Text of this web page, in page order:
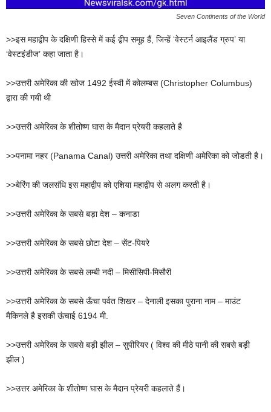
Seven Continents of the World
>>इस महाद्वीप के दक्षिणी हिस्से में कई द्वीप समूह हैं, जिन्हें ‘वेस्टर्न आइलैंड ग्रुप’ या
‘वेस्टइंडीज’ कहा जाता है।
>>उत्तरी अमेरिका की खोज 1492 ईस्वी में कोलम्बस (Christopher Columbus)
द्वारा की गयी थी
>>उत्तरी अमेरिका के शीतोष्ण घास के मैदान प्रेयरी कहलाते है
>>पनामा नहर (Panama Canal) उत्तरी अमेरिका तथा दक्षिणी अमेरिका को जोडती है।
>>बेरिंग की जलसंधि इस महाद्वीप को एशिया महाद्वीप से अलग करती है।
>>उत्तरी अमेरिका के सबसे बड़ा देश – कनाडा
>>उत्तरी अमेरिका के सबसे छोटा देश – सेंट-पियरे
>>उत्तरी अमेरिका के सबसे लम्बी नदी – मिसीसिपी-मिसौरी
>>उत्तरी अमेरिका के सबसे ऊँचा पर्वत शिखर – देनाली इसका पुराना नाम – माउंट
मैकिनले है इसकी ऊंचाई 6194 मी.
>>उत्तरी अमेरिका के सबसे बड़ी झील – सुपीरियर ( विश्व की मीठे पानी की सबसे बड़ी
झील )
>>उत्तर अमेरिका के शीतोष्ण घास के मैदान प्रेयरी कहलाते हैं।